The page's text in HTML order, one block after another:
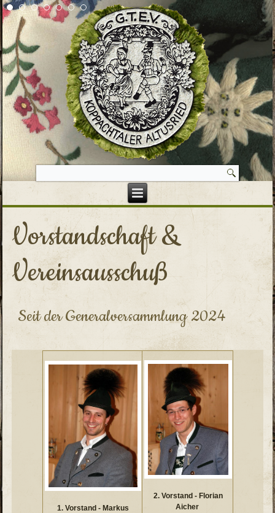
Vorstandschaft &
Vereinsausschuß
Seit der Generalversammlung 2024
1. Vorstand - Markus
2. Vorstand - Florian
Aicher